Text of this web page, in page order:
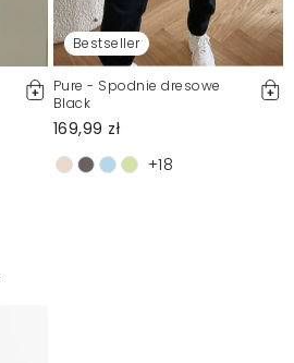
Bestseller
Pure - Spodnie dresowe
Black
169,99 zł
+18